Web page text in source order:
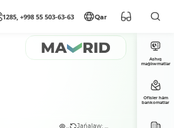
1285, +998 55 503-63-63 Qar
... Jańalaw: ...
Ashıq
maǵlıwmatlar
Ofisler hám
bankomatlar